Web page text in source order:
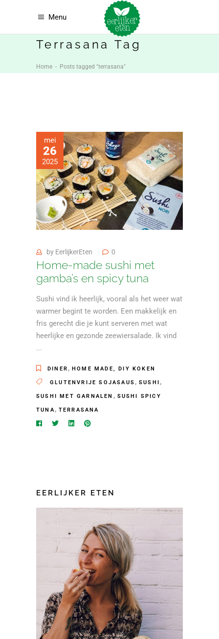
Menu
Terrasana Tag
Home - Posts tagged "terrasana"
mei
26
2025
by EerlijkerEten 0
Home-made sushi met
gamba’s en spicy tuna
Sushi vind ik heerlijk, vooral als het weer wat
warmer begint te worden. Een makkelijk en
fris gerecht die je kunt serveren met wat
heerlijke en gezonde zeewiersalade. Ik vind
DINER , HOME MADE, DIY KOKEN
GLUTENVRIJE SOJASAUS , SUSHI ,
SUSHI MET GARNALEN , SUSHI SPICY
TUNA, TERRASANA
EERLIJKER ETEN